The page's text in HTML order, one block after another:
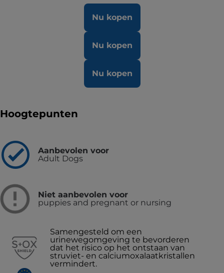
Nu kopen
Nu kopen
Nu kopen
Hoogtepunten
Aanbevolen voor
Adult Dogs
Niet aanbevolen voor
puppies and pregnant or nursing
Samengesteld om een
urinewegomgeving te bevorderen
dat het risico op het ontstaan van
struviet- en calciumoxalaatkristallen
vermindert.